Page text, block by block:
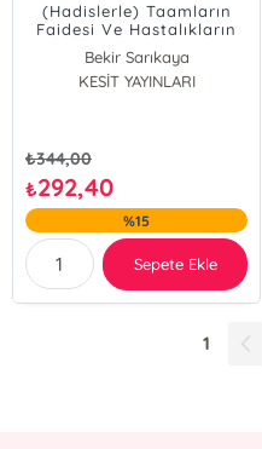
(Hadislerle) Taamların
Faidesi Ve Hastalıkların
Tedavisi
Bekir Sarıkaya
KESİT YAYINLARI
₺344,00
₺292,40
%15
Sepete Ekle
1